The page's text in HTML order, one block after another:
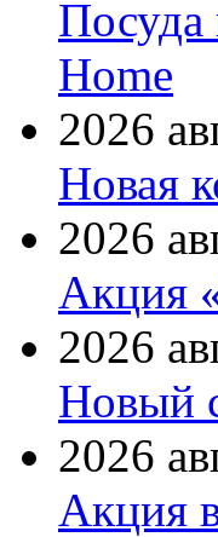
Посуда
Home
2026
Новая
2026
Акция
2026
Новый
2026
Акция